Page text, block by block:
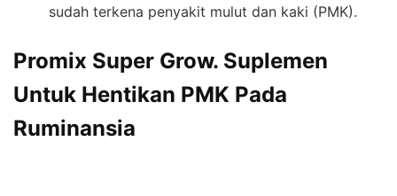
sudah terkena penyakit mulut dan kaki (PMK).
Promix Super Grow. Suplemen
Untuk Hentikan PMK Pada
Ruminansia